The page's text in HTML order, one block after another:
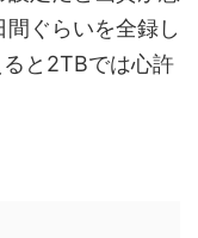
ぐらいを全録し
と2TBでは心許